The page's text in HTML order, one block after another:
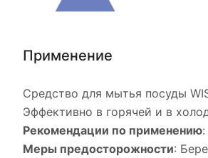
Применение
Средство для мытья посуды
Эффективно в горячей и в
Рекомендации по применению
Меры предосторожности: